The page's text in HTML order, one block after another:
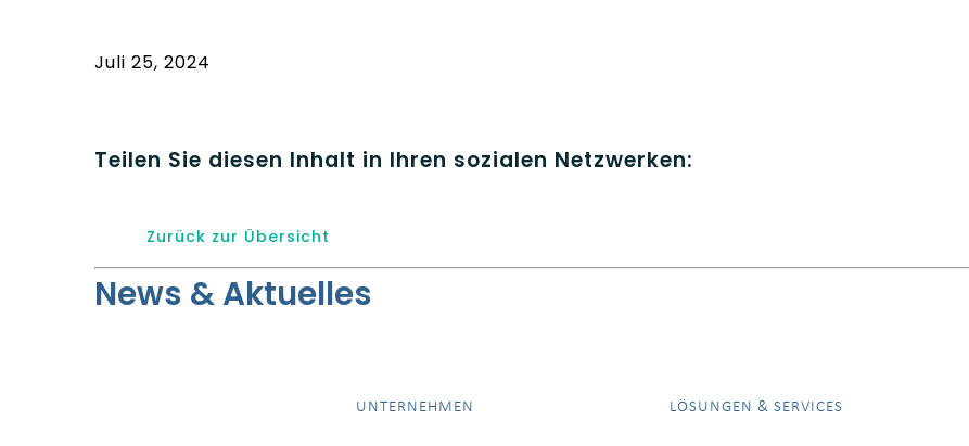
Juli 25, 2024
Teilen Sie diesen Inhalt in Ihren sozialen Netzwerken:
Zurück zur Übersicht
News & Aktuelles
UNTERNEHMEN LÖSUNGEN & SERVICES